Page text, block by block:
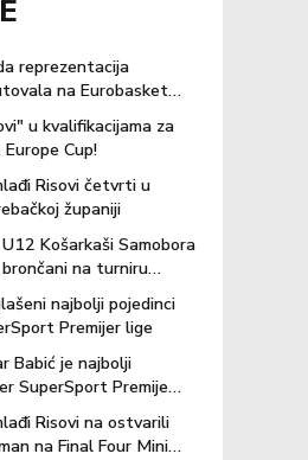
reprezentacija
na Eurobasket u
u kvalifikacijama za
Europe Cup!
Risovi četvrti u
županiji
U12 Košarkaši Samobora
brončani na turniru
"Povratak košarci"
najbolji pojedinci
Premijer lige
Babić je najbolji
SuperSport Premijer
prošloj sezoni!
Risovi na ostvarili
na Final Four Mini